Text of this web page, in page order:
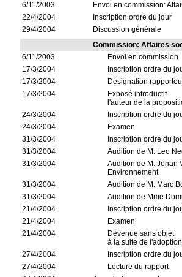
6/11/2003
Envoi en commission:
22/4/2004
Inscription ordre du jour
29/4/2004
Discussion générale
Commission: Affaires
6/11/2003
Envoi en commission
17/3/2004
Inscription ordre du
17/3/2004
Désignation
17/3/2004
Exposé introductif
l'auteur de la
24/3/2004
Inscription ordre du
24/3/2004
Examen
31/3/2004
Inscription ordre du
31/3/2004
Audition de M. Leo
31/3/2004
Audition de M. Johan
Environnement
31/3/2004
Audition de M. Marc
31/3/2004
Audition de Mme
21/4/2004
Inscription ordre du
21/4/2004
Examen
21/4/2004
Devenue sans objet
à la suite de
27/4/2004
Inscription ordre du
27/4/2004
Lecture du rapport